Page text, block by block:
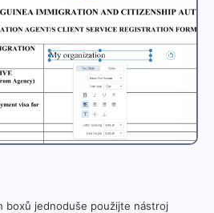
boxů jednoduše použijte nástroj